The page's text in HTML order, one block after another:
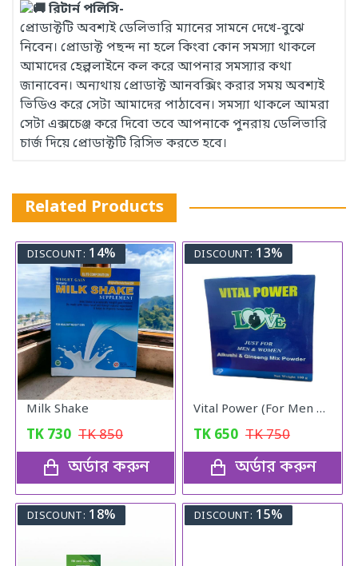
রিটার্ন পলিসি-
প্রোডাক্টটি অবশ্যই ডেলিভারি ম্যানের সামনে দেখে-বুঝে
নিবেন। প্রোডাক্ট পছন্দ না হলে কিংবা কোন সমস্যা থাকলে
আমাদের হেল্পলাইনে কল করে আপনার সমস্যার কথা
জানাবেন। অন্যথায় প্রোডাক্ট আনবক্সিং করার সময় অবশ্যই
ভিডিও করে সেটা আমাদের পাঠাবেন। সমস্যা থাকলে আমরা
সেটা এক্সচেঞ্জ করে দিবো তবে আপনাকে পুনরায় ডেলিভারি
চার্জ দিয়ে প্রোডাক্টটি রিসিভ করতে হবে।
Related Products
DISCOUNT: 14%
Milk Shake
TK 730 TK850
অর্ডার করুন
DISCOUNT: 13%
Vital Power (For Men & Woman)
TK 650 TK750
অর্ডার করুন
DISCOUNT: 18% DISCOUNT: 15%